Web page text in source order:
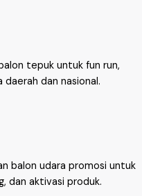
tepuk untuk fun run,
dan nasional.
balon udara promosi untuk
dan aktivasi produk.